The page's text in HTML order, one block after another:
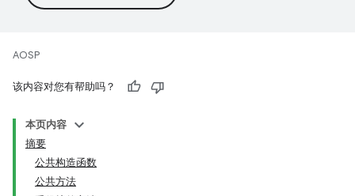
AOSP
该内容对您有帮助吗？
本页内容
摘要
公共构造函数
公共方法